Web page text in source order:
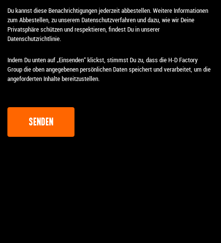
Du kannst diese Benachrichtigungen jederzeit abbestellen. Weitere Informationen
zum Abbestellen, zu unserem Datenschutzverfahren und dazu, wie wir Deine
Privatsphäre schützen und respektieren, findest Du in unserer
Datenschutzrichtlinie.
Indem Du unten auf „Einsenden“ klickst, stimmst Du zu, dass die H-D Factory
Group die oben angegebenen persönlichen Daten speichert und verarbeitet, um die
angeforderten Inhalte bereitzustellen.